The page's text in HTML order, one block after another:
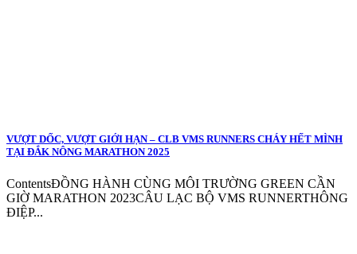
VƯỢT DỐC, VƯỢT GIỚI HẠN – CLB VMS RUNNERS CHÁY HẾT MÌNH
TẠI ĐẮK NÔNG MARATHON 2025
ContentsĐỒNG HÀNH CÙNG MÔI TRƯỜNG GREEN CẦN
GIỜ MARATHON 2023CÂU LẠC BỘ VMS RUNNERTHÔNG
ĐIỆP...